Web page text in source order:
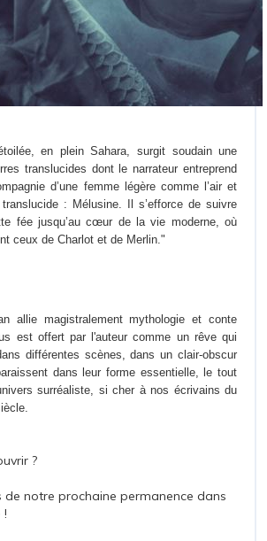
en plein Sahara, surgit soudain une
translucides dont le narrateur entreprend
d’une femme légère comme l’air et
translucide : Mélusine. Il s’efforce de suivre
fée jusqu’au cœur de la vie moderne, où
ceux de Charlot et de Merlin."
allie magistralement mythologie et conte
est offert par l'auteur comme un rêve qui
différentes scènes, dans un clair-obscur
dans leur forme essentielle, le tout
surréaliste, si cher à nos écrivains du
?
de notre prochaine permanence dans
!